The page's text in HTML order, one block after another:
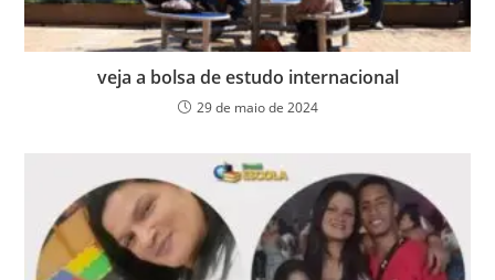
veja a bolsa de estudo internacional
29 de maio de 2024